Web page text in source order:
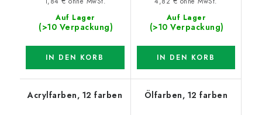
Auf Lager
(>10 Verpackung)
IN DEN KORB
Auf Lager
(>10 Verpackung)
IN DEN KORB
Acrylfarben, 12 farben Ölfarben, 12 farben